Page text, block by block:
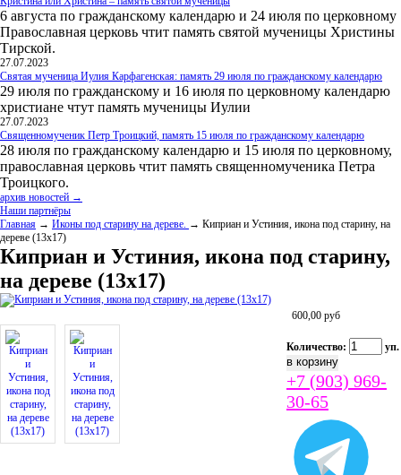
6 августа по гражданскому календарю и 24 июля по церковному
Православная церковь чтит память святой мученицы Христины
Тирской.
27.07.2023
Святая мученица Иулия Карфагенская: память 29 июля по гражданскому календарю
29 июля по гражданскому и 16 июля по церковному календарю
христиане чтут память мученицы Иулии
27.07.2023
Священномученик Петр Троицкий, память 15 июля по гражданскому календарю
28 июля по гражданскому календарю и 15 июля по церковному,
православная церковь чтит память священномученика Петра
Троицкого.
архив новостей →
Наши партнёры
Главная → Иконы под старину на дереве. → Киприан и Устиния, икона под старину, на
дереве (13х17)
Киприан и Устиния, икона под старину,
на дереве (13х17)
600,00 руб
Количество: уп.
+7 (903) 969-
30-65